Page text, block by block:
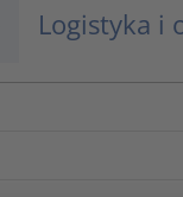
Logistyka i